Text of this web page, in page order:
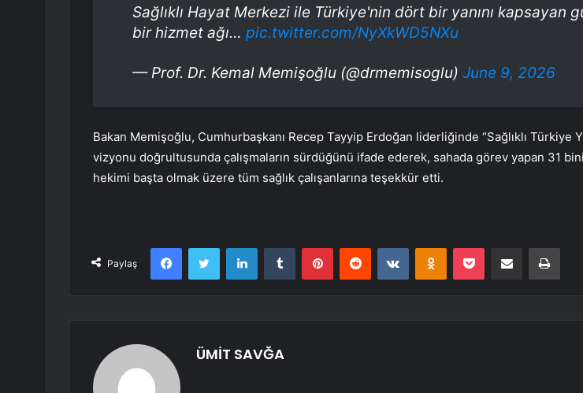
Sağlıklı Hayat Merkezi ile Türkiye'nin dört bir yanını kapsayan
bir hizmet ağı… pic.twitter.com/NyXkWD5NXu
— Prof. Dr. Kemal Memişoğlu (@drmemisoglu) June 9, 2026
Bakan Memişoğlu, Cumhurbaşkanı Recep Tayyip Erdoğan liderliğinde “Sağlıklı Türkiye
vizyonu doğrultusunda çalışmaların sürdüğünü ifade ederek, sahada görev yapan 31
hekimi başta olmak üzere tüm sağlık çalışanlarına teşekkür etti.
Paylaş
FacebookTwitter LinkedInTumblr PinterestReddit VKontakteOdnoklassniki
Pocket E-Posta ile paylaş Yazdır
ÜMİT SAVĞA